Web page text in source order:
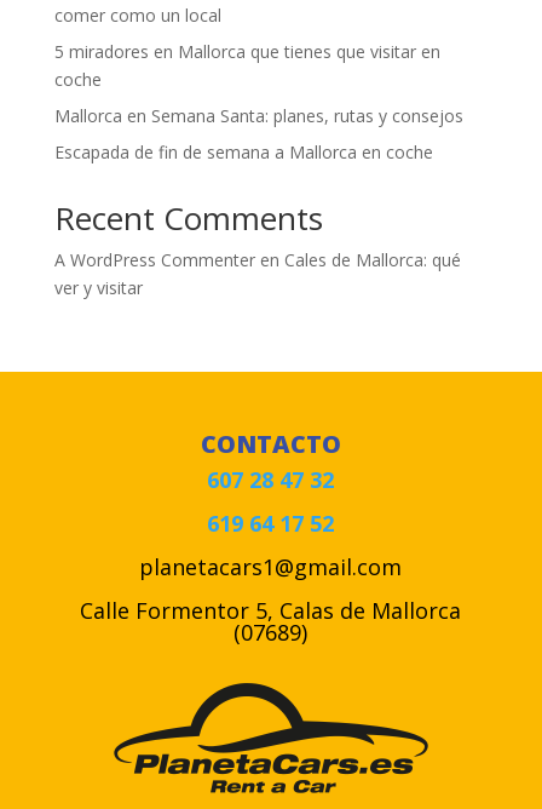
comer como un local
5 miradores en Mallorca que tienes que visitar en
coche
Mallorca en Semana Santa: planes, rutas y consejos
Escapada de fin de semana a Mallorca en coche
Recent Comments
A WordPress Commenteren Cales de Mallorca: qué
ver y visitar
CONTACTO
607 28 47 32
619 64 17 52
planetacars1@gmail.com
Calle Formentor 5, Calas de Mallorca
(07689)